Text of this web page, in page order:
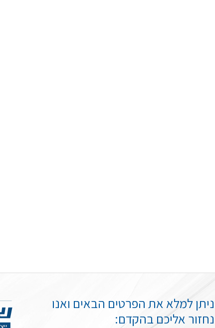
ניתן למלא את הפרטים הבאים ואנו
נחזור אליכם בהקדם: